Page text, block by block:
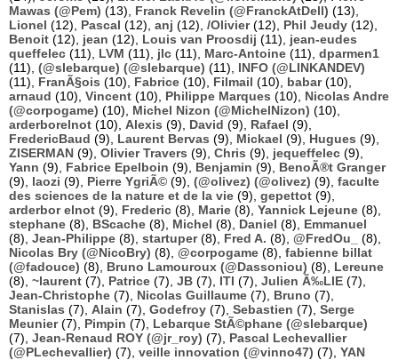
Mawas (@Pem) (13), Franck Revelin (@FranckAtDell) (13),
Lionel (12), Pascal (12), anj (12), /Olivier(12), Phil Jeudy (12),
Benoit (12), jean (12), Louis van Proosdij (11), jean-eudes
queffelec (11), LVM (11), jlc (11), Marc-Antoine (11), dparmen1
(11), (@slebarque) (@slebarque) (11), INFO (@LINKANDEV)
(11), FranÃ§ois (10), Fabrice (10), Filmail (10), babar(10),
arnaud (10), Vincent (10), Philippe Marques (10), Nicolas Andre
(@corpogame) (10), Michel Nizon (@MichelNizon) (10),
arderborelnot (10), Alexis (9), David (9), Rafael (9),
FredericBaud (9), Laurent Bervas (9), Mickael (9), Hugues (9),
ZISERMAN (9), Olivier Travers (9), Chris (9), jequeffelec (9),
Yann (9), Fabrice Epelboin (9), Benjamin (9), BenoÃ®t Granger
(9), laozi (9), Pierre YgriÃ© (9), (@olivez) (@olivez) (9), faculte
des sciences de la nature et de la vie (9), gepettot (9),
arderbor elnot (9), Frederic (8), Marie (8), Yannick Lejeune (8),
stephane (8), BScache (8), Michel (8), Daniel (8), Emmanuel
(8), Jean-Philippe (8), startuper(8), Fred A. (8), @FredOu_
(8),
Nicolas Bry (@NicoBry) (8), @corpogame (8), fabienne billat
(@fadouce) (8), Bruno Lamouroux (@Dassoniou) (8), Lereune
(8), ~laurent (7), Patrice (7), JB (7), ITI (7), Julien Ã‰LIE (7),
Jean-Christophe (7), Nicolas Guillaume (7), Bruno (7),
Stanislas (7), Alain (7), Godefroy (7), Sebastien (7), Serge
Meunier(7), Pimpin (7), Lebarque StÃ©phane (@slebarque)
(7), Jean-Renaud ROY (@jr_roy) (7), Pascal Lechevallier
(@PLechevallier) (7), veille innovation (@vinno47) (7), YAN